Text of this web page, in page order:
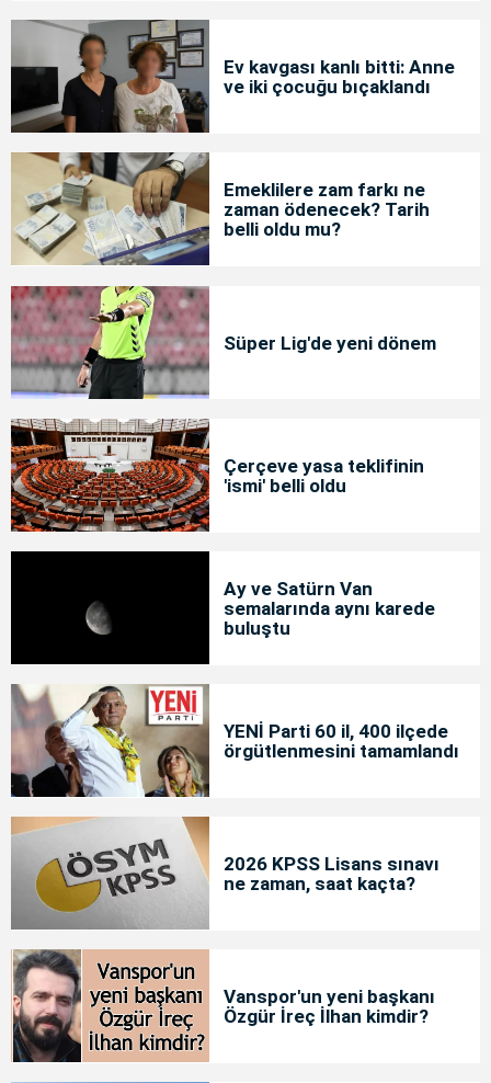
Ev kavgası kanlı bitti: Anne
ve iki çocuğu bıçaklandı
Emeklilere zam farkı ne
zaman ödenecek? Tarih
belli oldu mu?
Süper Lig'de yeni dönem
Çerçeve yasa teklifinin
'ismi' belli oldu
Ay ve Satürn Van
semalarında aynı karede
buluştu
YENİ Parti 60 il, 400 ilçede
örgütlenmesini tamamlandı
2026 KPSS Lisans sınavı
ne zaman, saat kaçta?
Vanspor'un yeni başkanı
Özgür İreç İlhan kimdir?